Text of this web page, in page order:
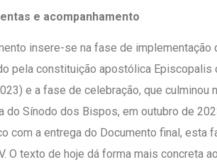
e acompanhamento
insere-se na fase de
pela constituição apostólica Episcopalis
e a fase de celebração, que culminou
do Sínodo dos Bispos, em outubro de
com a entrega do Documento final,
O texto de hoje dá forma mais concreta